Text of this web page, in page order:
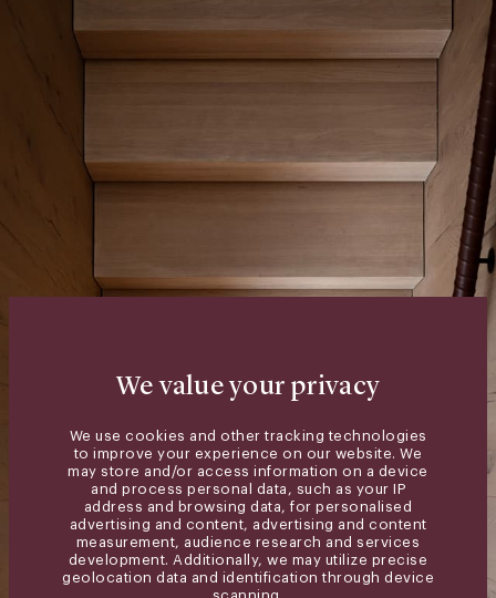
We value your privacy
We use cookies and other tracking technologies
to improve your experience on our website. We
may store and/or access information on a device
and process personal data, such as your IP
address and browsing data, for personalised
advertising and content, advertising and content
measurement, audience research and services
development. Additionally, we may utilize precise
geolocation data and identification through device